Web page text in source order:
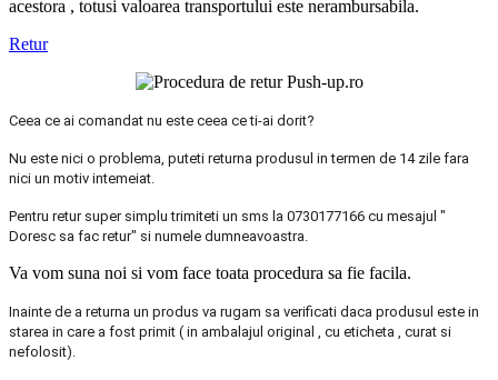
acestora , totusi valoarea transportului este nerambursabila.
Retur
Ceea ce ai comandat nu este ceea ce ti-ai dorit?
Nu este nici o problema, puteti returna produsul in termen de 14 zile fara
nici un motiv intemeiat.
Pentru retur super simplu trimiteti un sms la 0730177166 cu mesajul "
Doresc sa fac retur" si numele dumneavoastra.
Va vom suna noi si vom face toata procedura sa fie facila.
Inainte de a returna un produs va rugam sa verificati daca produsul este in
starea in care a fost primit ( in ambalajul original , cu eticheta , curat si
nefolosit).